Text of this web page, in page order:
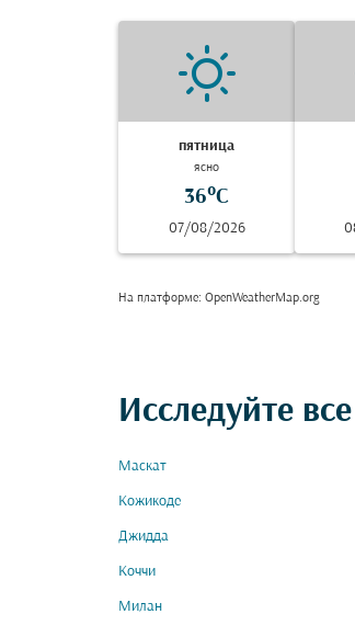
пятница
ясно
36°C
07/08/2026
На платформе: OpenWeatherMap.org
Исследуйте
Маскат
Кожикоде
Джидда
Коччи
Милан